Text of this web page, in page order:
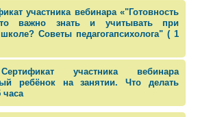
участника вебинара «"Готовность
важно знать и учитывать при
Советы педагогапсихолога" ( 1
участника вебинара
ребёнок на занятии. Что делать
часа